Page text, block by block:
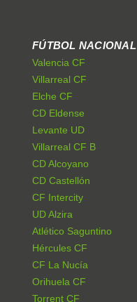
FÚTBOL NACIONAL
Valencia CF
Villarreal CF
Elche CF
CD Eldense
Levante UD
Villarreal CF B
CD Alcoyano
CD Castellón
CF Intercity
UD Alzira
Atlético Saguntino
Hércules CF
CF La Nucía
Orihuela CF
Torrent CF